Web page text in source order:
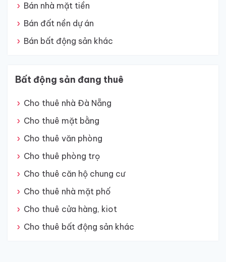
Bán nhà mặt tiền
Bán đất nền dự án
Bán bất động sản khác
Bất động sản đang thuê
Cho thuê nhà Đà Nẵng
Cho thuê mặt bằng
Cho thuê văn phòng
Cho thuê phòng trọ
Cho thuê căn hộ chung cư
Cho thuê nhà mặt phố
Cho thuê cửa hàng, kiot
Cho thuê bất động sản khác